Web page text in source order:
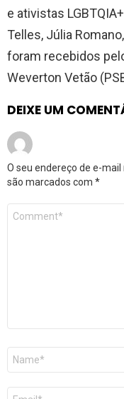
e ativistas
Telles, Júlia
foram recebidos
Weverton Vetão
DEIXE UM
O seu endereço de e-mail
são marcados com *
Comentário
Nome
E-